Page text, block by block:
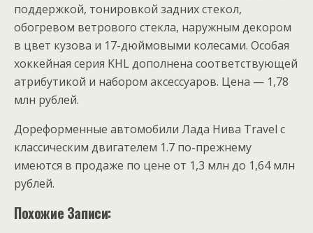
поддержкой, тонировкой задних стекол,
обогревом ветрового стекла, наружным декором
в цвет кузова и 17-дюймовыми колесами. Особая
хоккейная серия KHL дополнена соответствующей
атрибутикой и набором аксессуаров. Цена — 1,78
млн рублей.
Дореформенные автомобили Лада Нива Travel с
классическим двигателем 1.7 по-прежнему
имеются в продаже по цене от 1,3 млн до 1,64 млн
рублей.
Похожие Записи: